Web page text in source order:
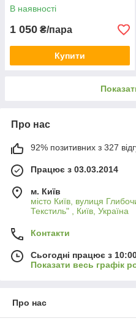
В наявності
1 050 ₴/пара
Купити
Про нас
92% позитивних з 327
Працює з 03.03.2014
м. Київ
місто Київ, вулиця
Текстиль" , Київ, Україна
Контакти
Сьогодні працює з
Показати весь графік
Про нас